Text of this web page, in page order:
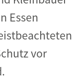
Essen
vor